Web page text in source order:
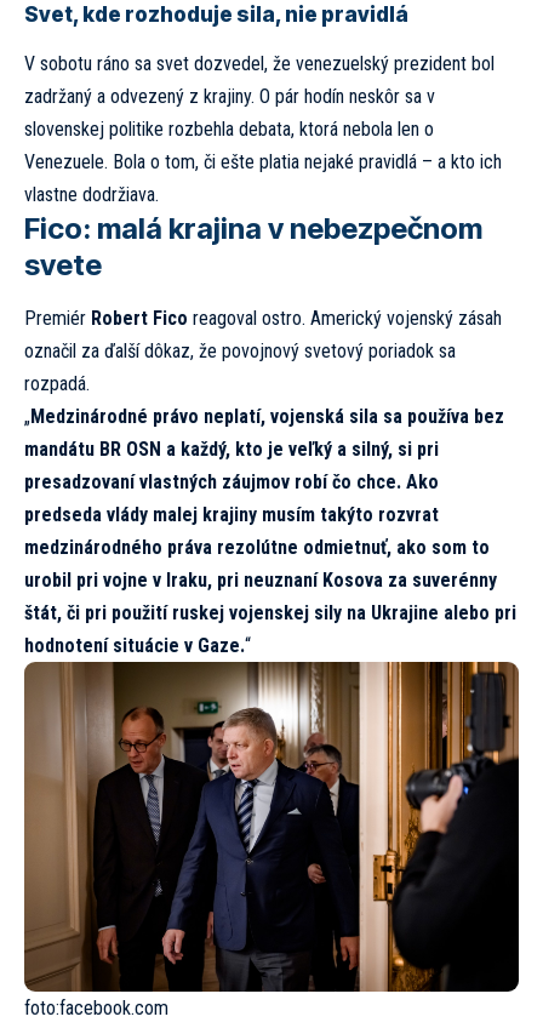
Svet, kde rozhoduje sila, nie pravidlá
V sobotu ráno sa svet dozvedel, že venezuelský prezident bol
zadržaný a odvezený z krajiny. O pár hodín neskôr sa v
slovenskej politike rozbehla debata, ktorá nebola len o
Venezuele. Bola o tom, či ešte platia nejaké pravidlá – a kto ich
vlastne dodržiava.
Fico: malá krajina v nebezpečnom
svete
Premiér Robert Fico reagoval ostro. Americký vojenský zásah
označil za ďalší dôkaz, že povojnový svetový poriadok sa
rozpadá.
„Medzinárodné právo neplatí, vojenská sila sa používa bez
mandátu BR OSN a každý, kto je veľký a silný, si pri
presadzovaní vlastných záujmov robí čo chce. Ako
predseda vlády malej krajiny musím takýto rozvrat
medzinárodného práva rezolútne odmietnuť, ako som to
urobil pri vojne v Iraku, pri neuznaní Kosova za suverénny
štát, či pri použití ruskej vojenskej sily na Ukrajine alebo pri
hodnotení situácie v Gaze.“
foto:facebook.com